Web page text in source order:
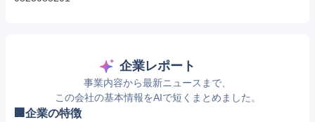
企業レポート
事業内容から最新ニュースまで、
この会社の基本情報をAIで短くまとめました。
🏢企業の特徴